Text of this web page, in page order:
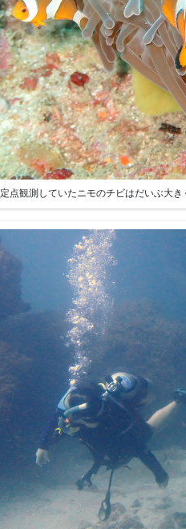
定点観測していたニモのチビはだいぶ大